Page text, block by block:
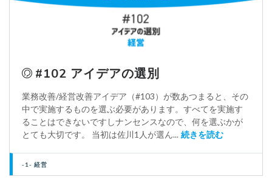
#102 アイデアの選別
業務改善/経営改善アイデア（#103）が数あつまると、その
中で実施するものを選ぶ必要があります。すべてを実施す
ることはできないですしナンセンスなので、何を選ぶかが
とても大切です。 当初は佐川1人が選ん... 続きを読む
-1- 経営